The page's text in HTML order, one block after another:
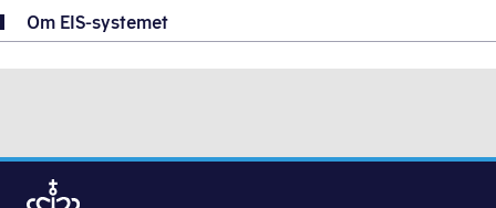
Indberetninger for tidligere år
etableringskontosystemet
(EIS)
Om EIS-systemet